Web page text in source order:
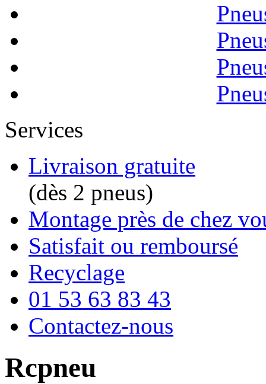
Services
Livraison gratuite
(dès 2 pneus)
Montage près de chez
Satisfait ou remboursé
Recyclage
01 53 63 83 43
Contactez-nous
Rcpneu